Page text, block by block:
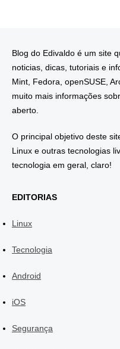
Blog do Edivaldo é um site
noticias, dicas, tutoriais e
Mint, Fedora, openSUSE,
muito mais informações
aberto.
O principal objetivo deste
Linux e outras tecnologias
tecnologia em geral, claro!
EDITORIAS
Linux
Tecnologia
Android
iOS
Segurança